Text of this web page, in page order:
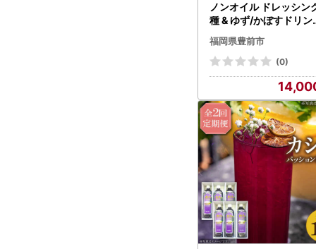
ノンオイル ドレッシン
種 & ゆず/かぼすドリ
セット[VAX010] 調味
飲料 ジュース
福岡県豊前市
(0)